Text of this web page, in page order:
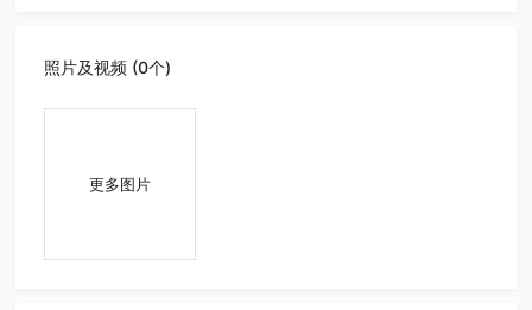
照片及视频 (0个)
更多图片